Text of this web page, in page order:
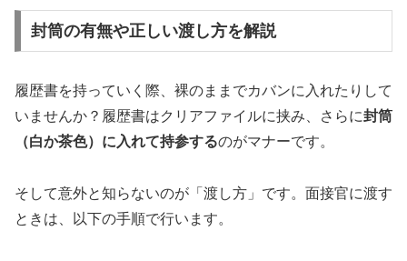
封筒の有無や正しい渡し方を解説
履歴書を持っていく際、裸のままでカバンに入れたりして
いませんか？履歴書はクリアファイルに挟み、さらに封筒
（白か茶色）に入れて持参するのがマナーです。
そして意外と知らないのが「渡し方」です。面接官に渡す
ときは、以下の手順で行います。